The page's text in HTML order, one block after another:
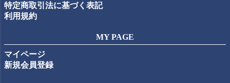
特定商取引法に基づく表記
利用規約
MY PAGE
マイページ
新規会員登録